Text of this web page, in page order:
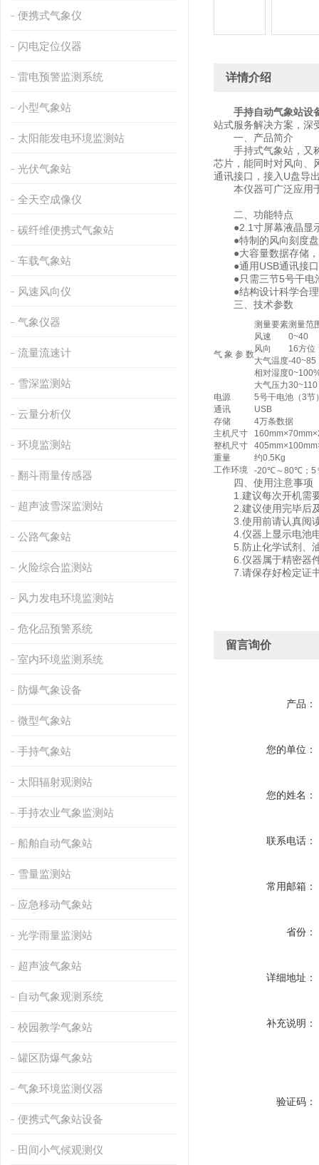
便携式气象仪
闪电定位仪器
雷电预警监测系统
小型气象站
太阳能发电环境监测站
光伏气象站
全天空成像仪
碳纤维便携式气象站
车载气象站
风速风向仪
气象仪器
流量流速计
雪深监测站
云量分析仪
环境监测站
翻斗雨量传感器
超声波雪深监测站
公路气象站
火险综合监测站
风力发电环境监测站
危化品预警系统
室内环境监测系统
防爆气象设备
微型气象站
手持气象站
太阳辐射观测站
手持农业气象监测站
船舶自动气象站
雪量监测站
应急移动气象站
光学雨量监测站
超声波气象站
自动气象观测系统
校园教学气象站
罐区防爆气象站
气象环境监测仪器
便携式气象站设备
田间小气候观测仪
详情介绍
手持自动气象站设
站式服务解决方案，深
一、产品简介
手持式气象站，又称
芯片，能同时对风向、
通讯接口，接入U盘导
本仪器可广泛应用于
二、功能特点
●2.1寸屏幕液晶显示
●特制的风向刻度盘
●大容量数据存储，
●通用USB通讯接口
●只需三节5号干电
●结构设计科学合理
三、技术参数
气 象 参 数
测量要素测量范
风速
0~40
风向
16方位
大气温度-40~85
相对湿度
大气压力30~110
电源
5号干电池（3节
通讯
USB
存储
4万条数据
主机尺寸
整机尺寸
重量
约0.5Kg
工作环境
-20℃～80℃；5
四、使用注意事项
1.建议每次开机需要
2.建议使用完毕后及
3.使用前请认真阅读
4.仪器上显示电池电
5.防止化学试剂、油
6.仪器属于精密器件
7.请保存好检定证书
留言询价
产品：
您的单位：
您的姓名：
联系电话：
常用邮箱：
省份：
详细地址：
补充说明：
验证码：